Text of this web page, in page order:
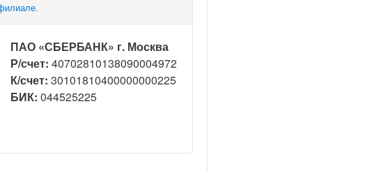
ПАО «СБЕРБАНК» г. Москва
Р/счет:40702810138090004972
К/счет:30101810400000000225
БИК:044525225